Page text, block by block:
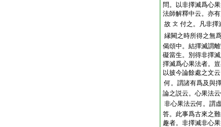
問。以非擇滅爲心
法師解釋中云。亦
故 文 付之。凡非擇
縁闕之時所得之無
偈頌中。結擇滅謂
礙當生。別得非擇
擇滅爲心果法者。
以披今論餘處之文
何。謂諸有爲及與
論之説云。心果法
非心果法云何。謂
答。此事爲古來之
趣者。非擇滅非心